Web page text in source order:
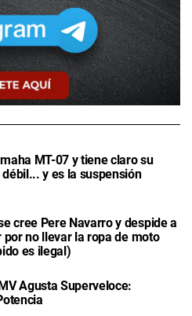
MT-07 y tiene claro su
y es la suspensión
cree Pere Navarro y despide a
no llevar la ropa de moto
es ilegal)
Agusta Superveloce: